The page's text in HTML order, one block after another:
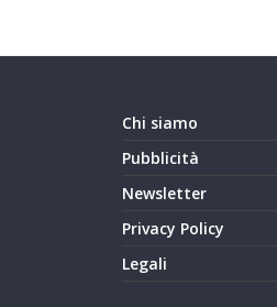
Chi siamo
Pubblicità
Newsletter
Privacy Policy
Legali